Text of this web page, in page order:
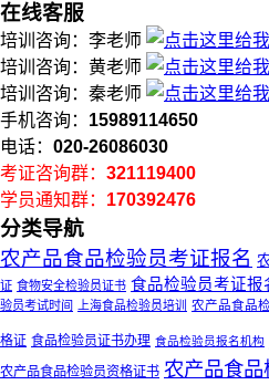
在线客服
培训咨询：李老师
培训咨询：黄老师
培训咨询：秦老师
手机咨询： 15989114650
电话： 020-26086030
考证咨询群： 321119400
学员通知群： 170392476
分类导航
农产品食品检验员考证报名
证 食物安全检验员证书 食品检验员考证报
验员考试时间
上海食品检验员培训 农产品食品
格证 食品检验员证书办理 食品检验员报名机构
农产品食品检验员资格证书 农产品食品